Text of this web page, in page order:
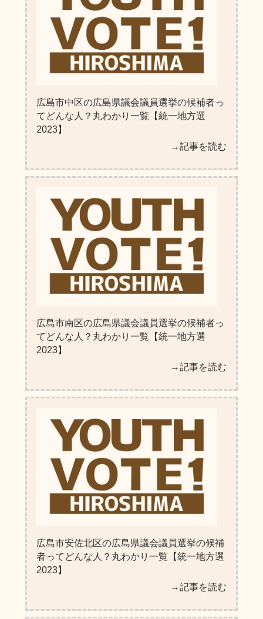
広島市中区の広島県議会議員選挙の候補者っ
てどんな人？丸わかり一覧【統一地方選
2023】
→記事を読む
広島市南区の広島県議会議員選挙の候補者っ
てどんな人？丸わかり一覧【統一地方選
2023】
→記事を読む
広島市安佐北区の広島県議会議員選挙の候補
者ってどんな人？丸わかり一覧【統一地方選
2023】
→記事を読む